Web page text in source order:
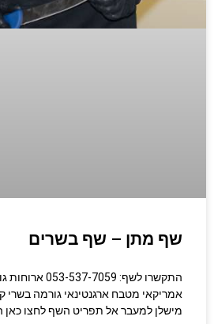
שף מתן – שף בשרים
התקשרו לשף: 053-
אמריקאי מטבח ארגנטינאי גורמה
מישלן למעבר אל תפריט השף לחצו כאן